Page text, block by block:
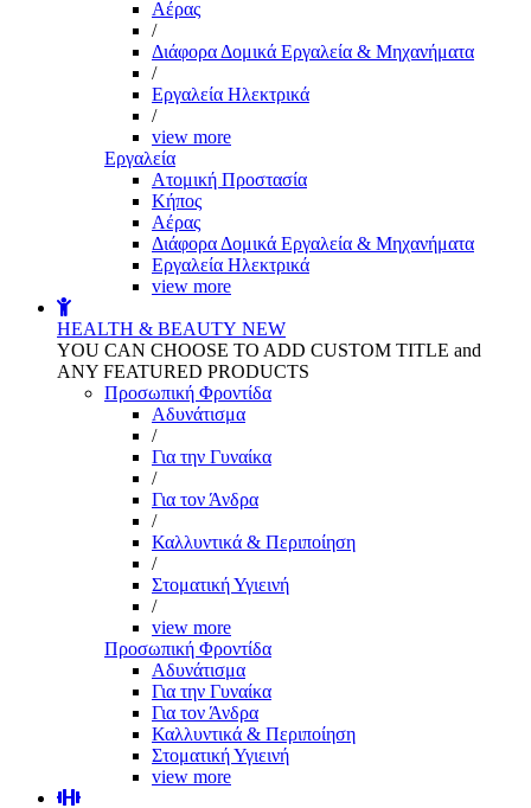
Αέρας
/
Διάφορα Δομικά Εργαλεία & Μηχανήματα
/
Εργαλεία Ηλεκτρικά
/
view more
Εργαλεία
Aτομική Προστασία
Kήπος
Αέρας
Διάφορα Δομικά Εργαλεία & Μηχανήματα
Εργαλεία Ηλεκτρικά
view more
HEALTH & BEAUTY NEW
YOU CAN CHOOSE TO ADD CUSTOM TITLE and
ANY FEATURED PRODUCTS
Προσωπική Φροντίδα
Αδυνάτισμα
/
Για την Γυναίκα
/
Για τον Άνδρα
/
Καλλυντικά & Περιποίηση
/
Στοματική Υγιεινή
/
view more
Προσωπική Φροντίδα
Αδυνάτισμα
Για την Γυναίκα
Για τον Άνδρα
Καλλυντικά & Περιποίηση
Στοματική Υγιεινή
view more